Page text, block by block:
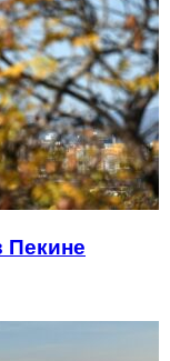
Пекине